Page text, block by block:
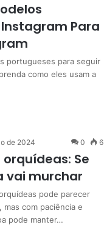
Para
portugueses para seguir
como eles usam a
de 2024 0 6
Se
vai murchar
pode parecer
com paciência e
pode manter…